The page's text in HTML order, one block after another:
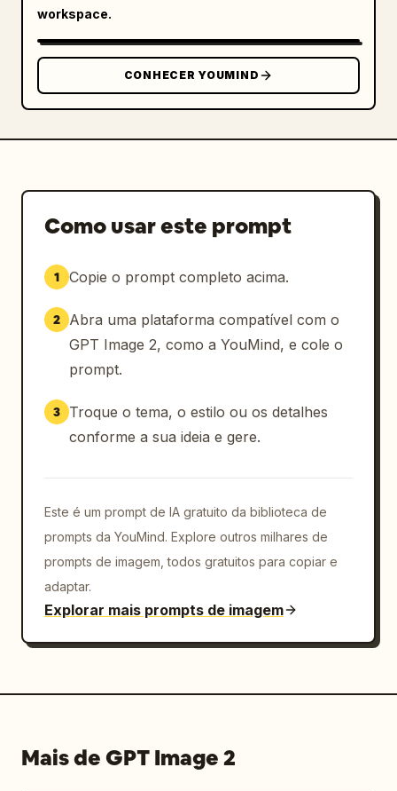
        "word": "
        "example_sentence": "
        "target_object": "camisa azul clara
pendurada no varal em um cabide",
a borda da camisa, seta apontando para a
      },
        "number": 3,
        "example_sentence": "The towel is
dry.",
        "placement": "centro-direita abaixo
da toalha",
      {
        "number": 4,
full.",
        "target_object": "cesto de roupa de
plástico redondo cheio de roupas no canto
da borda e lateral do cesto, seta apontando
para o cesto, pequenos traços de ênfase,
workspace.
CONHECER YOUMIND
Como usar este prompt
1 Copie o prompt completo acima.
2
Abra uma plataforma compatível com o
GPT Image 2, como a YouMind, e cole o
prompt.
3
Troque o tema, o estilo ou os detalhes
conforme a sua ideia e gere.
Este é um prompt de IA gratuito da biblioteca de
prompts da YouMind. Explore outros milhares de
prompts de imagem, todos gratuitos para copiar e
adaptar.
Explorar mais prompts de imagem
Mais de GPT Image 2